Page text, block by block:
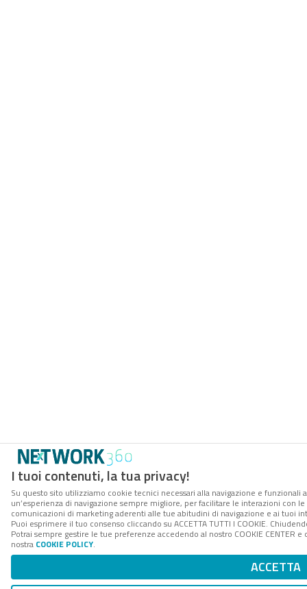
I tuoi contenuti, la tua privacy!
Su questo sito utilizziamo cookie tecnici necessari alla navigazione e
un’esperienza di navigazione sempre migliore, per facilitare le interazioni con
comunicazioni di marketing aderenti alle tue abitudini di navigazione e ai tuoi
Puoi esprimere il tuo consenso cliccando su ACCETTA TUTTI I COOKIE.
Potrai sempre gestire le tue preferenze accedendo al nostro COOKIE
nostra COOKIE POLICY.
ACCETTA